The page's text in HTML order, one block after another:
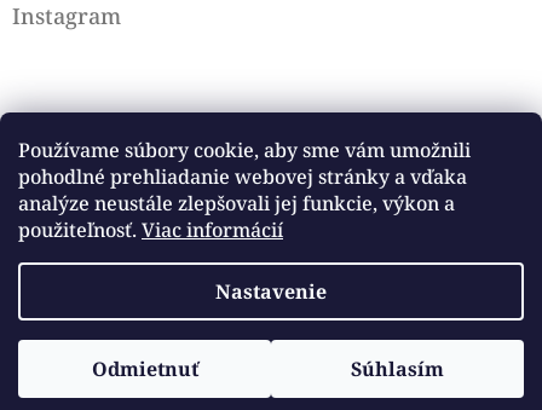
Používame súbory cookie, aby sme vám umožnili
pohodlné prehliadanie webovej stránky a vďaka
analýze neustále zlepšovali jej funkcie, výkon a
použiteľnosť. Viac informácií
Nastavenie
Odmietnuť Súhlasím
Instagram
Sledovať na Instagrame
Facebook
Vytvoril ShoptetCopyright 2026
. Všetky práva vyhradené.
Upraviť nastavenie cookies